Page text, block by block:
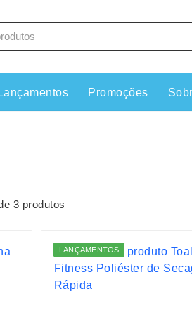
e Jogos
Kit Queijo
Lançamentos Promoções
3 produtos
LANÇAMENTOS